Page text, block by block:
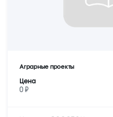
Аграрные проекты
Цена
0 ₽